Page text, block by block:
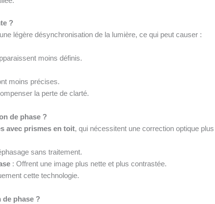
?
légère désynchronisation de la lumière, ce qui peut causer :
moins définis.
moins précises.
la perte de clarté.
de phase ?
avec prismes en toit, qui nécessitent une correction optique
sans traitement.
: Offrent une image plus nette et plus contrastée.
cette technologie.
phase ?